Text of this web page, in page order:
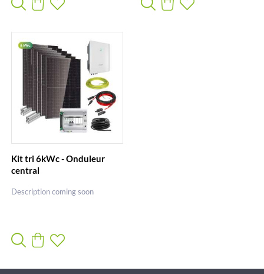
Kit tri 6kWc - Onduleur
central
Description coming soon